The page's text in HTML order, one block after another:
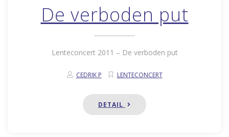
De verboden put
Lenteconcert 2011 – De verboden put
CEDRIK P LENTECONCERT
DETAIL